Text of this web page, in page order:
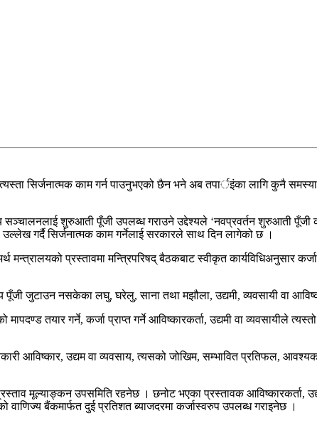
सिर्जनात्मक काम गर्न पाउनुभएको छैन भने अब तपार्इंका लागि कुनै
शुरुआती पूँजी उपलब्ध गराउने उद्देश्यले ‘नवप्रवर्तन शुरुआती पूँजी
उल्लेख गर्दै सिर्जनात्मक काम गर्नेलाई सरकारले साथ दिन लागेको छ ।
प्रस्तावमा मन्त्रिपरिषद् बैठकबाट स्वीकृत कार्यविधिअनुसार कर्जा
जुटाउन नसकेका लघु, घरेलु, साना तथा मझौला, उद्यमी, व्यवसायी वा
तयार गर्ने, कर्जा प्राप्त गर्ने आविष्कारकर्ता, उद्यमी वा व्यवसायीले
आविष्कार, उद्यम वा व्यवसाय, त्यसको जोखिम, सम्भावित प्रतिफल,
मूल्याङ्कन उपसमिति रहनेछ । छनोट भएका प्रस्तावक आविष्कारकर्ता,
वाणिज्य बैंकमार्फत दुई प्रतिशत ब्याजदरमा कर्जास्वरुप उपलब्ध गराइनेछ ।